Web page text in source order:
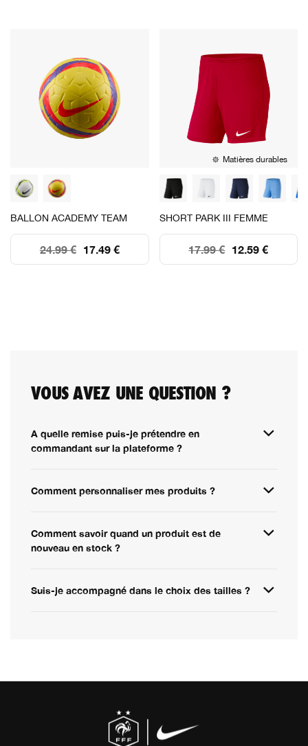
BALLON ACADEMY TEAM
17.49 €
24.99 €
Matières durables
SHORT PARK III FEMME
12.59 €
17.99 €
VOUS AVEZ UNE QUESTION ?
A quelle remise puis-je prétendre en
commandant sur la plateforme ?
Comment personnaliser mes produits ?
Comment savoir quand un produit est de
nouveau en stock ?
Suis-je accompagné dans le choix des tailles ?